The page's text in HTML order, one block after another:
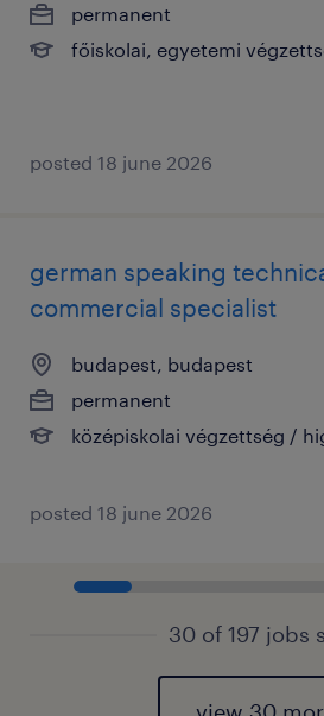
permanent
főiskolai, egyetemi
posted 18 june 2026
german speaking
commercial specialist
budapest, budapest
permanent
középiskolai végzettség /
posted 18 june 2026
30 of 197 jobs